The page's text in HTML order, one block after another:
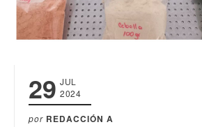
29 JUL
2024
por REDACCIÓN A